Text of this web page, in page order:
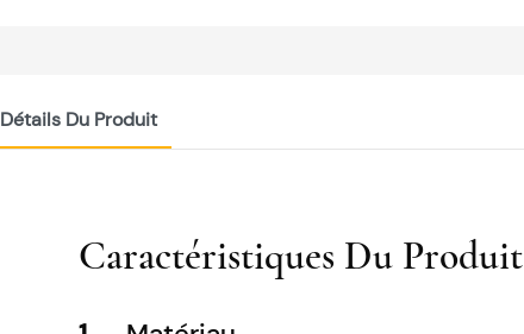
Détails Du Produit
Caractéristiques Du Produit